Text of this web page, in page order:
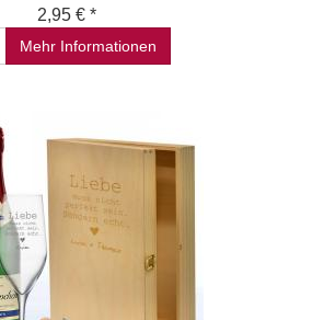
2,95 € *
Mehr Informationen